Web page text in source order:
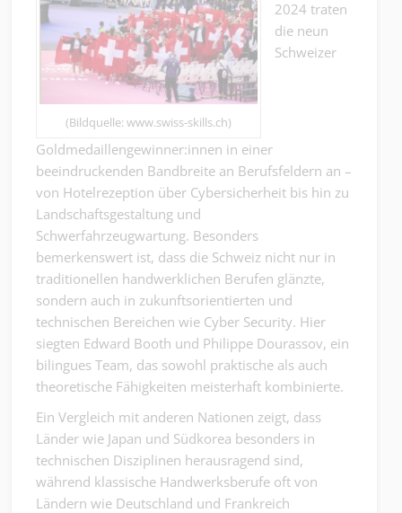
(Bildquelle: www.swiss-skills.ch)
2024 traten
die neun
Schweizer
Goldmedaillengewinner:innen in einer
beeindruckenden Bandbreite an Berufsfeldern an –
von Hotelrezeption über Cybersicherheit bis hin zu
Landschaftsgestaltung und
Schwerfahrzeugwartung. Besonders
bemerkenswert ist, dass die Schweiz nicht nur in
traditionellen handwerklichen Berufen glänzte,
sondern auch in zukunftsorientierten und
technischen Bereichen wie Cyber Security. Hier
siegten Edward Booth und Philippe Dourassov, ein
bilingues Team, das sowohl praktische als auch
theoretische Fähigkeiten meisterhaft kombinierte.
Ein Vergleich mit anderen Nationen zeigt, dass
Länder wie Japan und Südkorea besonders in
technischen Disziplinen herausragend sind,
während klassische Handwerksberufe oft von
Ländern wie Deutschland und Frankreich